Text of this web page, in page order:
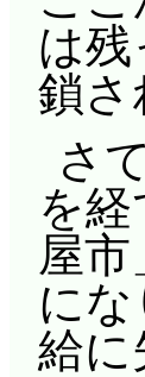
は
鎖さ
さ
を
屋
に
給に